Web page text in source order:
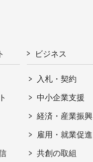
ビジネス
入札・契約
中小企業支援
経済・産業振興
雇用・就業促進
共創の取組